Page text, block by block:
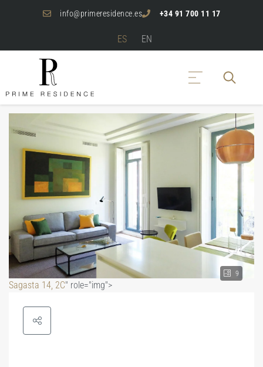
info@primeresidence.es +34 91 700 11 17
ES EN
9
Sagasta 14, 2C" role="img">